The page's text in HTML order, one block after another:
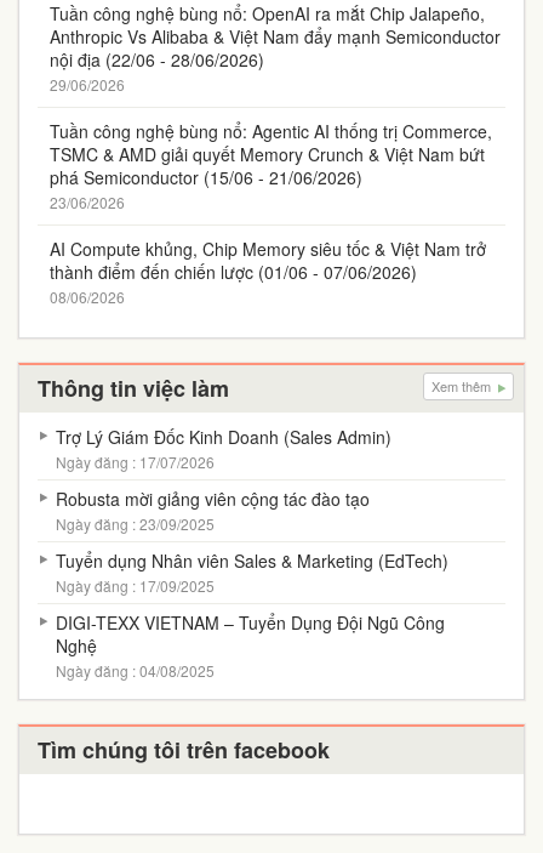
Tuần công nghệ bùng nổ: OpenAI ra mắt Chip Jalapeño,
Anthropic Vs Alibaba & Việt Nam đẩy mạnh Semiconductor
nội địa (22/06 - 28/06/2026)
29/06/2026
Tuần công nghệ bùng nổ: Agentic AI thống trị Commerce,
TSMC & AMD giải quyết Memory Crunch & Việt Nam bứt
phá Semiconductor (15/06 - 21/06/2026)
23/06/2026
AI Compute khủng, Chip Memory siêu tốc & Việt Nam trở
thành điểm đến chiến lược (01/06 - 07/06/2026)
08/06/2026
Thông tin việc làm Xem thêm
Trợ Lý Giám Đốc Kinh Doanh (Sales Admin)
Ngày đăng : 17/07/2026
Robusta mời giảng viên cộng tác đào tạo
Ngày đăng : 23/09/2025
Tuyển dụng Nhân viên Sales & Marketing (EdTech)
Ngày đăng : 17/09/2025
DIGI-TEXX VIETNAM – Tuyển Dụng Đội Ngũ Công
Nghệ
Ngày đăng : 04/08/2025
Tìm chúng tôi trên facebook